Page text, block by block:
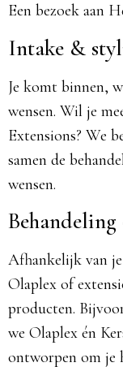
Een bezoek aan
Intake &
Je komt binnen,
wensen. Wil je
Extensions? We
samen de
wensen.
Afhankelijk van
Olaplex of
producten.
we Olaplex én
ontworpen om je